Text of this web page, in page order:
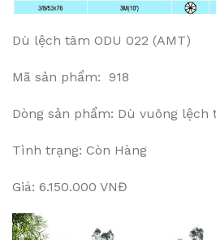
Dù lệch tâm ODU 022 (AMT)
Mã sản phẩm: 918
Dòng sản phẩm: Dù vuông lệch
Tình trạng: Còn Hàng
Giá: 6.150.000 VNĐ